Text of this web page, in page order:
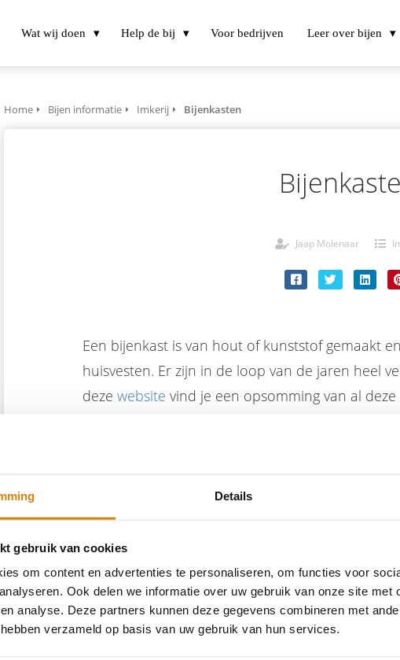
Details
gebruik van cookies
om content en advertenties te personaliseren, om functies voor
Ook delen we informatie over uw gebruik van onze site met
analyse. Deze partners kunnen deze gegevens combineren met
verzameld op basis van uw gebruik van hun services.
Wat wij doen Help de bij Voor bedrijven Leer over bijen
Home Bijen informatie Imkerij Bijenkasten
Jaap Molenaar
Een bijenkast is van hout of kunststof gemaakt
huisvesten. Er zijn in de loop van de jaren heel
deze website vind je een opsomming van al